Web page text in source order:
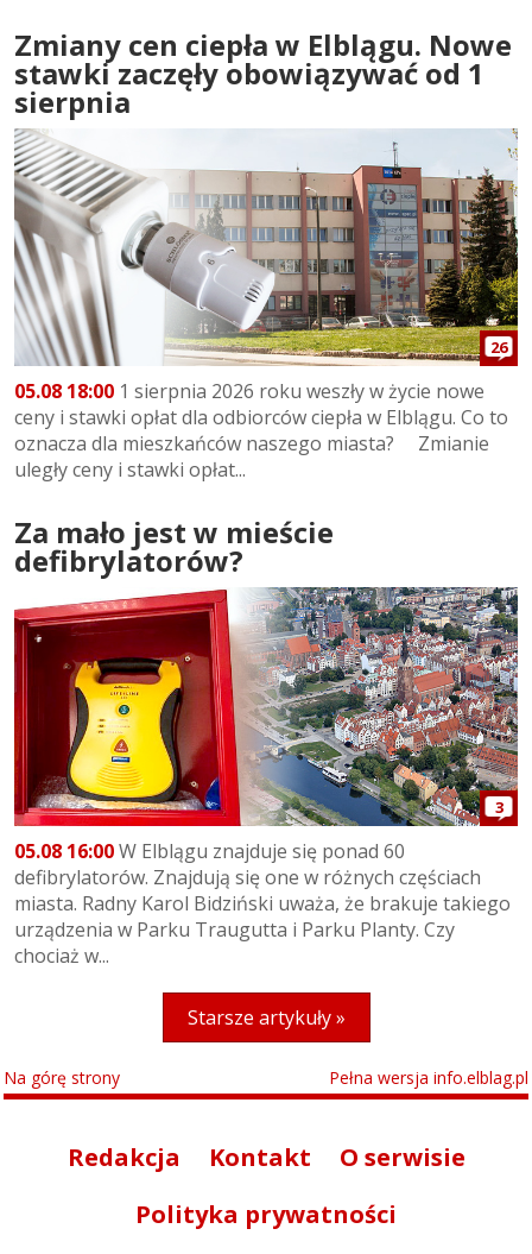
Zmiany cen ciepła w Elblągu. Nowe
stawki zaczęły obowiązywać od 1
sierpnia
26
05.08 18:00 1 sierpnia 2026 roku weszły w życie nowe
ceny i stawki opłat dla odbiorców ciepła w Elblągu. Co to
oznacza dla mieszkańców naszego miasta? Zmianie
uległy ceny i stawki opłat...
Za mało jest w mieście
defibrylatorów?
3
05.08 16:00W Elblągu znajduje się ponad 60
defibrylatorów. Znajdują się one w różnych częściach
miasta. Radny Karol Bidziński uważa, że brakuje takiego
urządzenia w Parku Traugutta i Parku Planty. Czy
chociaż w...
Starsze artykuły »
Na górę strony Pełna wersja info.elblag.pl
Redakcja Kontakt
O serwisie
Polityka prywatności